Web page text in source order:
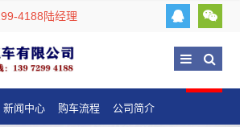
4188陆经理
新闻中心 购车流程 公司简介